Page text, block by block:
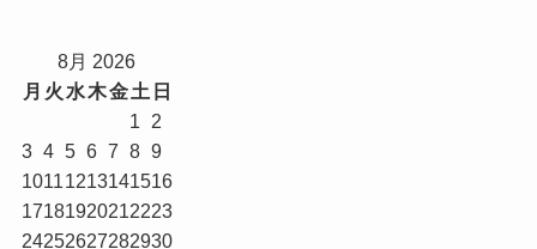
8月 2026
月 火 水木金土 日
1
2
3 4 5 6 7 8 9
10111213141516
17181920212223
24252627282930